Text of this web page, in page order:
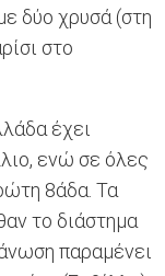
δύο χρυσά (στη
στο
έχει
ενώ σε όλες
8άδα. Τα
το διάστημα
παραμένει